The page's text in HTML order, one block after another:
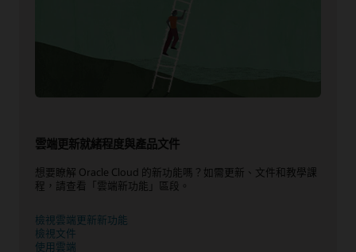
雲端更新就緒程度與產品文件
想要瞭解 Oracle Cloud 的新功能嗎？如需更新、文件和教學課
程，請查看「雲端新功能」區段。
檢視雲端更新新功能
檢視文件
使用雲端